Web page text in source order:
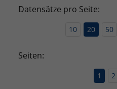
Datensätze pro Seite:
10 20 50
Seiten:
1 2